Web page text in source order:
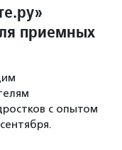
приемных
с опытом